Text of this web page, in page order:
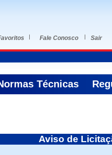
Fale Conosco Sair
Técnicas
Aviso de